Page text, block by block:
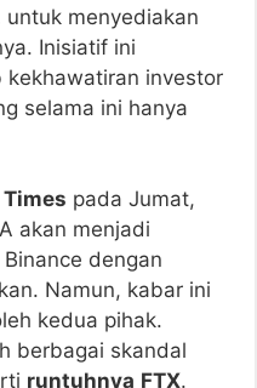
menyediakan
Inisiatif ini
investor
selama ini hanya
pada Jumat,
akan menjadi
dengan
Namun, kabar ini
kedua pihak.
berbagai skandal
runtuhnya FTX.